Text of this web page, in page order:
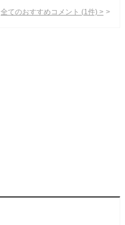
全てのおすすめコメント (1 件) >